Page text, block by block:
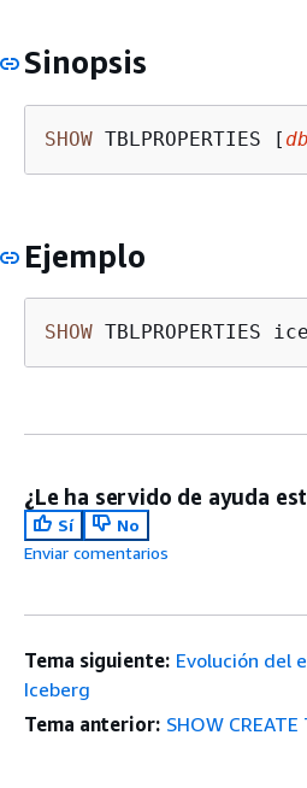
Sinopsis
SHOW TBLPROPERTIES [
Ejemplo
SHOW TBLPROPERTIES
¿Le ha servido de ayuda
Sí
No
Enviar comentarios
Tema siguiente: Evolución del
Iceberg
Tema anterior: SHOW CREATE